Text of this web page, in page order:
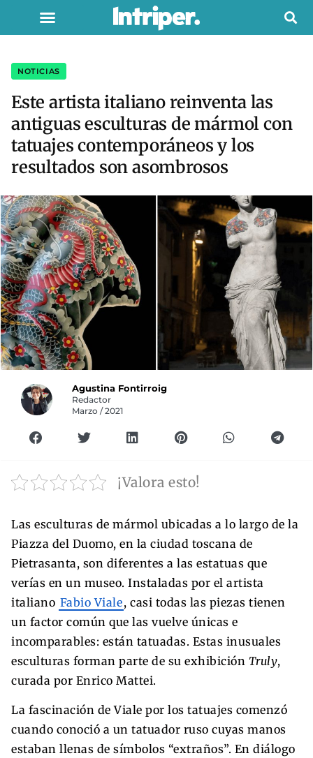
NOTICIAS
Este artista italiano reinventa las
antiguas esculturas de mármol con
tatuajes contemporáneos y los
resultados son asombrosos
Agustina Fontirroig
Redactor
Marzo / 2021
¡Valora esto!
Las esculturas de mármol ubicadas a lo largo de la
Piazza del Duomo, en la ciudad toscana de
Pietrasanta, son diferentes a las estatuas que
verías en un museo. Instaladas por el artista
italiano Fabio Viale, casi todas las piezas tienen
un factor común que las vuelve únicas e
incomparables: están tatuadas. Estas inusuales
esculturas forman parte de su exhibición Truly,
curada por Enrico Mattei.
La fascinación de Viale por los tatuajes comenzó
cuando conoció a un tatuador ruso cuyas manos
estaban llenas de símbolos “extraños”. En diálogo